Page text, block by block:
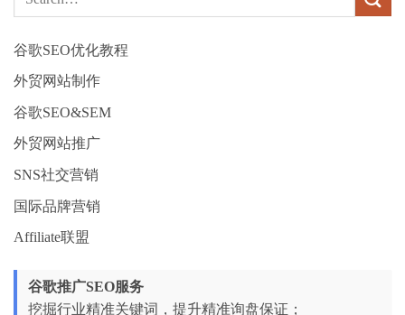
谷歌SEO优化教程
外贸网站制作
谷歌SEO&SEM
外贸网站推广
SNS社交营销
国际品牌营销
Affiliate联盟
谷歌推广SEO服务
挖掘行业精准关键词，提升精准询盘保证；